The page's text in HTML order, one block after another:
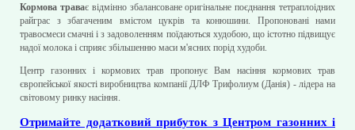
Кормова траває відмінно збалансоване оригінальне поєднання тетраплоідних
райграс з збагаченим вмістом цукрів та конюшини. Пропоновані нами
травосмеси смачні і з задоволенням поїдаються худобою, що істотно підвищує
надої молока і сприяє збільшенню маси м'ясних порід худоби.
Центр газонних і кормових трав пропонує Вам насіння кормових трав
європейської якості виробництва компанії ДЛФ Трифолиум (Данія) - лідера на
світовому ринку насіння.
Отримайте додатковий прибуток з Центром газонних і